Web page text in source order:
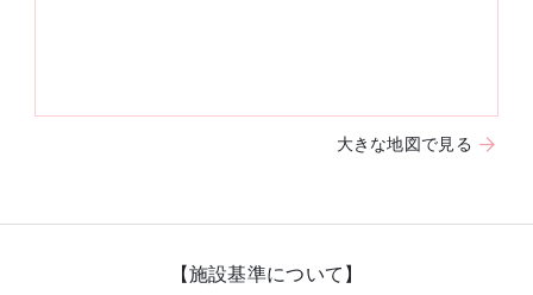
大きな地図で見る
【施設基準について】